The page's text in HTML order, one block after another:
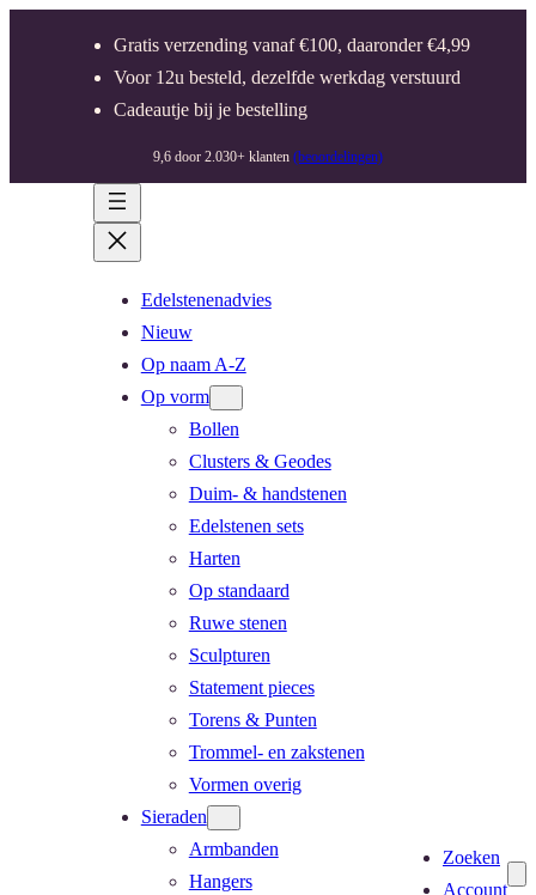
Gratis verzending vanaf €100, daaronder €4,99
Voor 12u besteld, dezelfde werkdag verstuurd
Cadeautje bij je bestelling
9,6 door 2.030+ klanten (beoordelingen)
Edelstenenadvies
Nieuw
Op naam A-Z
Op vorm
Bollen
Clusters & Geodes
Duim- & handstenen
Edelstenen sets
Harten
Op standaard
Ruwe stenen
Sculpturen
Statement pieces
Torens & Punten
Trommel- en zakstenen
Vormen overig
Sieraden
Armbanden
Hangers
Zoeken
Account